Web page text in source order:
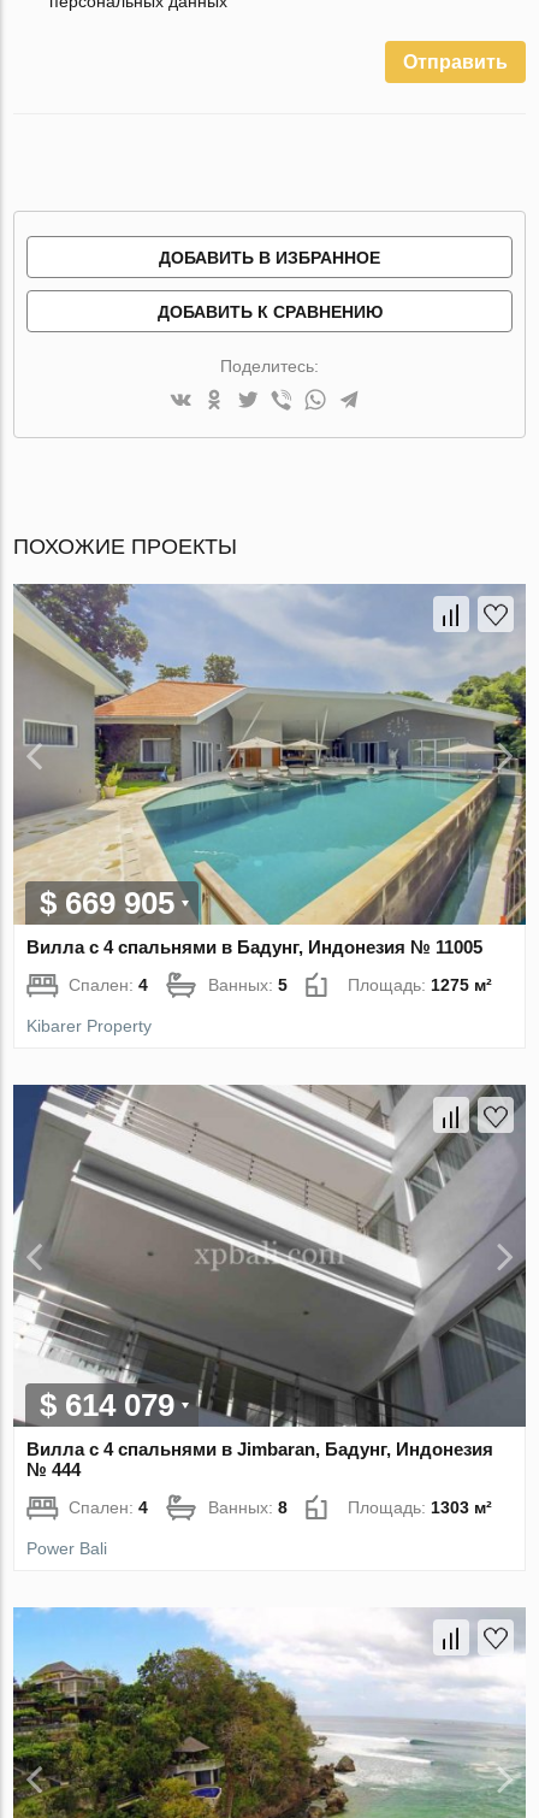
Отправить
ДОБАВИТЬ В ИЗБРАННОЕ
ДОБАВИТЬ К СРАВНЕНИЮ
Поделитесь:
ПОХОЖИЕ ПРОЕКТЫ
$ 669 905
Вилла с 4 спальнями в Бадунг, Индонезия № 11005
Спален:4 Ванных:5 Площадь:1275 м²
Kibarer Property
$ 614 079
Вилла с 4 спальнями в Jimbaran, Бадунг, Индонезия
№ 444
Спален:4 Ванных:8 Площадь: 1303 м²
Power Bali